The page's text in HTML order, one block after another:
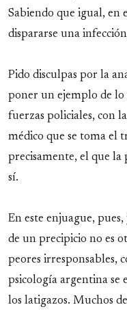
Sabiendo que igual, en
dispararse una
Pido disculpas por la
poner un ejemplo de lo
fuerzas policiales, con
médico que se toma el
precisamente, el que la
sí.
En este enjuague,
de un precipicio no es
peores irresponsables,
psicología argentina se
los latigazos. Muchos